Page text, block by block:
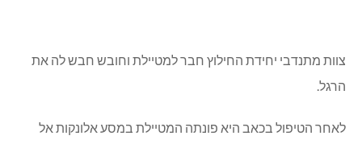
צוות מתנדבי יחידת החילוץ חבר למטיילת וחובש חבש לה את
הרגל.
לאחר הטיפול בכאב היא פונתה המטיילת במסע אלונקות אל